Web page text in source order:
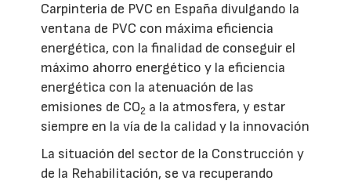
Carpinteria de PVC en España divulgando la
ventana de PVC con máxima eficiencia
energética, con la finalidad de conseguir el
máximo ahorro energético y la eficiencia
energética con la atenuación de las
emisiones de CO2 a la atmosfera, y estar
siempre en la vía de la calidad y la innovación
La situación del sector de la Construcción y
de la Rehabilitación, se va recuperando